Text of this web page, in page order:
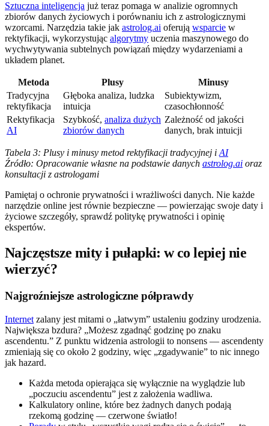
Sztuczna inteligencja już teraz pomaga w analizie ogromnych
zbiorów danych życiowych i porównaniu ich z astrologicznymi
wzorcami. Narzędzia takie jak astrolog.ai oferują wsparcie w
rektyfikacji, wykorzystując algorytmy uczenia maszynowego do
wychwytywania subtelnych powiązań między wydarzeniami a
układem planet.
Metoda Plusy
Minusy
Tradycyjna
rektyfikacja
Głęboka analiza, ludzka
intuicja
Subiektywizm,
czasochłonność
Rektyfikacja
AI
Szybkość, analiza dużych
zbiorów danych
Zależność od jakości
danych, brak intuicji
Tabela 3: Plusy i minusy metod rektyfikacji tradycyjnej i AI
Źródło: Opracowanie własne na podstawie danych astrolog.ai oraz
konsultacji z astrologami
Pamiętaj o ochronie prywatności i wrażliwości danych. Nie każde
narzędzie online jest równie bezpieczne — powierzając swoje daty i
życiowe szczegóły, sprawdź politykę prywatności i opinię
ekspertów.
Najczęstsze mity i pułapki: w co lepiej nie
wierzyć?
Najgroźniejsze astrologiczne półprawdy
Internet zalany jest mitami o „łatwym” ustaleniu godziny urodzenia.
Największa bzdura? „Możesz zgadnąć godzinę po znaku
ascendentu.” Z punktu widzenia astrologii to nonsens — ascendenty
zmieniają się co około 2 godziny, więc „zgadywanie” to nic innego
jak hazard.
Każda metoda opierająca się wyłącznie na wyglądzie lub
„poczuciu ascendentu” jest z założenia wadliwa.
Kalkulatory online, które bez żadnych danych podają
rzekomą godzinę — czerwone światło!